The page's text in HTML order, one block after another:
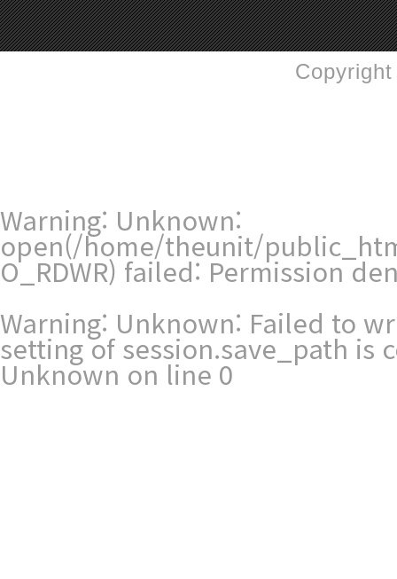
Warning: Unknown:
open(/home/theunit/
O_RDWR) failed: Permission
Warning: Unknown: Failed to
setting of session.save_path
Unknown on line 0